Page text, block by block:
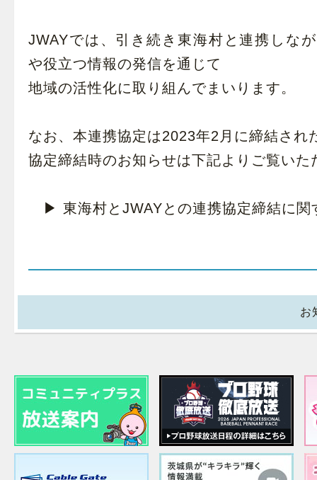
JWAYでは、引き続き東海村と連携しな
や役立つ情報の発信を通じて
地域の活性化に取り組んでまいります。
なお、本連携協定は2023年2月に締結され
協定締結時のお知らせは下記よりご覧いた
▶ 東海村とJWAYとの連携協定締結に関
お